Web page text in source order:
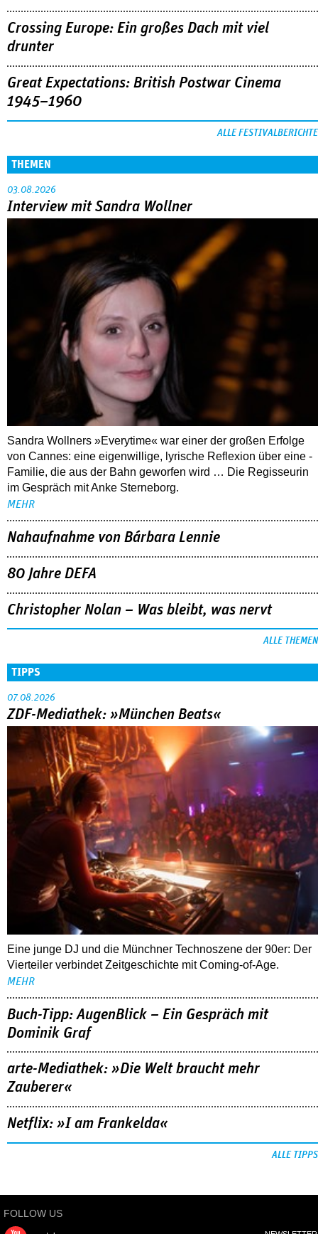
Crossing Europe: Ein großes Dach mit viel
drunter
Great Expectations: British Postwar Cinema
1945–1960
ALLE FESTIVALBERICHTE
THEMEN
03.08.2026
Interview mit Sandra Wollner
Sandra Wollners »Everytime« war einer der großen Erfolge
von Cannes: eine eigenwillige, lyrische Reflexion über eine ­
Familie, die aus der Bahn geworfen wird … Die Regisseurin
im Gespräch mit Anke Sterneborg.
MEHR
Nahaufnahme von Bárbara Lennie
80 Jahre DEFA
Christopher Nolan – Was bleibt, was nervt
ALLE THEMEN
TIPPS
07.08.2026
ZDF-Mediathek: »München Beats«
Eine junge DJ und die Münchner Technoszene der 90er: Der
Vierteiler verbindet Zeitgeschichte mit Coming-of-Age.
MEHR
Buch-Tipp: AugenBlick – Ein Gespräch mit
Dominik Graf
arte-Mediathek: »Die Welt braucht mehr
Zauberer«
Netflix: »I am Frankelda«
ALLE TIPPS
FOLLOW US